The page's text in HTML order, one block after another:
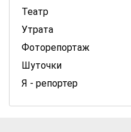
Театр
Утрата
Фоторепортаж
Шуточки
Я - репортер